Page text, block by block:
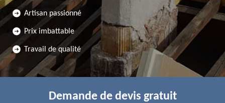
Artisan passionné
Prix imbattable
Travail de qualité
Demande de devis gratuit